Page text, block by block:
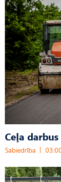
Ceļa
Sabiedrība